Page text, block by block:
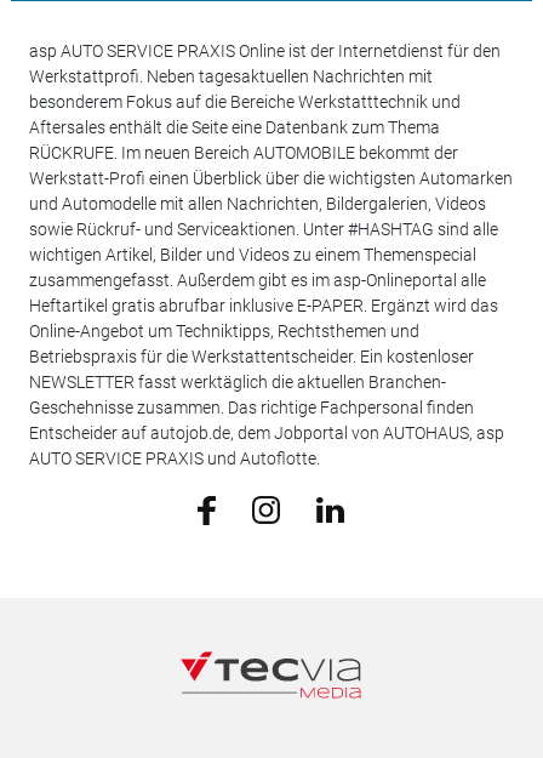
asp AUTO SERVICE PRAXIS Online ist der Internetdienst für den
Werkstattprofi. Neben tagesaktuellen Nachrichten mit
besonderem Fokus auf die Bereiche Werkstatttechnik und
Aftersales enthält die Seite eine Datenbank zum Thema
RÜCKRUFE. Im neuen Bereich AUTOMOBILE bekommt der
Werkstatt-Profi einen Überblick über die wichtigsten Automarken
und Automodelle mit allen Nachrichten, Bildergalerien, Videos
sowie Rückruf- und Serviceaktionen. Unter #HASHTAG sind alle
wichtigen Artikel, Bilder und Videos zu einem Themenspecial
zusammengefasst. Außerdem gibt es im asp-Onlineportal alle
Heftartikel gratis abrufbar inklusive E-PAPER. Ergänzt wird das
Online-Angebot um Techniktipps, Rechtsthemen und
Betriebspraxis für die Werkstattentscheider. Ein kostenloser
NEWSLETTER fasst werktäglich die aktuellen Branchen-
Geschehnisse zusammen. Das richtige Fachpersonal finden
Entscheider auf autojob.de, dem Jobportal von AUTOHAUS, asp
AUTO SERVICE PRAXIS und Autoflotte.